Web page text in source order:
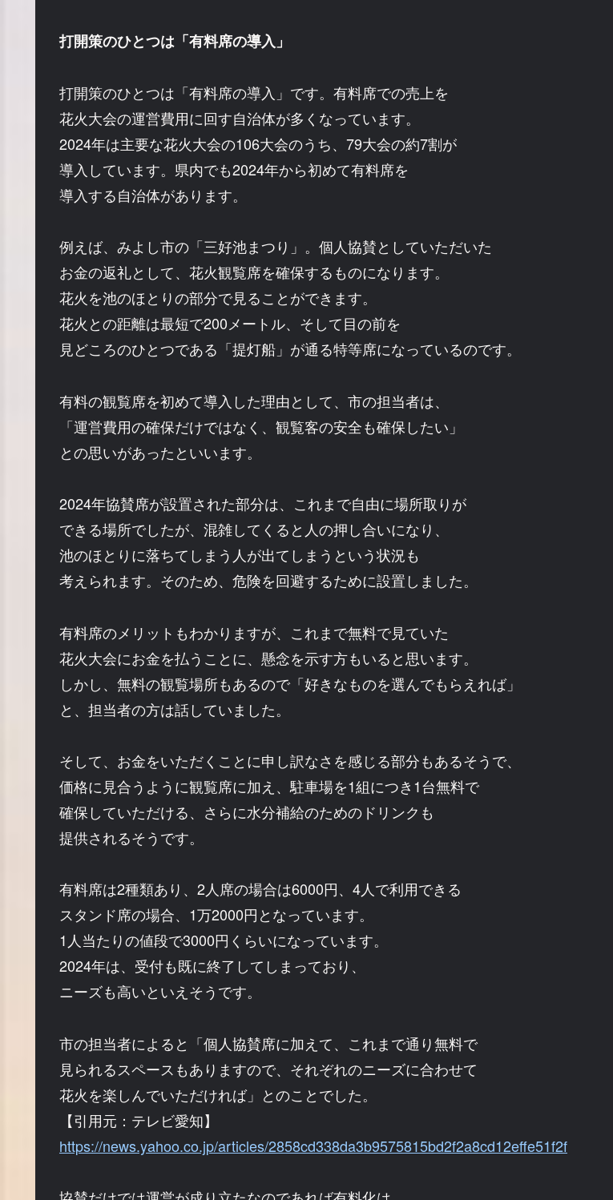
打開策のひとつは「有料席の導入」
打開策のひとつは「有料席の導入」です。有料席での売上を
花火大会の運営費用に回す自治体が多くなっています。
2024年は主要な花火大会の106大会のうち、79大会の約7割が
導入しています。県内でも2024年から初めて有料席を
導入する自治体があります。
例えば、みよし市の「三好池まつり」。個人協賛としていただいた
お金の返礼として、花火観覧席を確保するものになります。
花火を池のほとりの部分で見ることができます。
花火との距離は最短で200メートル、そして目の前を
見どころのひとつである「提灯船」が通る特等席になっているのです。
有料の観覧席を初めて導入した理由として、市の担当者は、
「運営費用の確保だけではなく、観覧客の安全も確保したい」
との思いがあったといいます。
2024年協賛席が設置された部分は、これまで自由に場所取りが
できる場所でしたが、混雑してくると人の押し合いになり、
池のほとりに落ちてしまう人が出てしまうという状況も
考えられます。そのため、危険を回避するために設置しました。
有料席のメリットもわかりますが、これまで無料で見ていた
花火大会にお金を払うことに、懸念を示す方もいると思います。
しかし、無料の観覧場所もあるので「好きなものを選んでもらえれば」
と、担当者の方は話していました。
そして、お金をいただくことに申し訳なさを感じる部分もあるそうで、
価格に見合うように観覧席に加え、駐車場を1組につき1台無料で
確保していただける、さらに水分補給のためのドリンクも
提供されるそうです。
有料席は2種類あり、2人席の場合は6000円、4人で利用できる
スタンド席の場合、1万2000円となっています。
1人当たりの値段で3000円くらいになっています。
2024年は、受付も既に終了してしまっており、
ニーズも高いといえそうです。
市の担当者によると「個人協賛席に加えて、これまで通り無料で
見られるスペースもありますので、それぞれのニーズに合わせて
花火を楽しんでいただければ」とのことでした。
【引用元：テレビ愛知】
https://news.yahoo.co.jp/articles/2858cd338da3b9575815bd2f2a8cd12effe51f2f